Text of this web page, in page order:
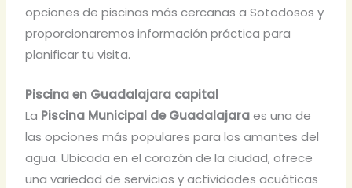
opciones de piscinas más cercanas a Sotodosos y
proporcionaremos información práctica para
planificar tu visita.
Piscina en Guadalajara capital
La Piscina Municipal de Guadalajaraes una de
las opciones más populares para los amantes del
agua. Ubicada en el corazón de la ciudad, ofrece
una variedad de servicios y actividades acuáticas